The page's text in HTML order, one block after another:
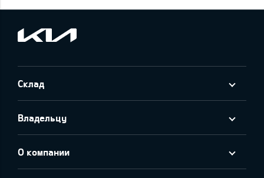
Склад
Владельцу
О компании